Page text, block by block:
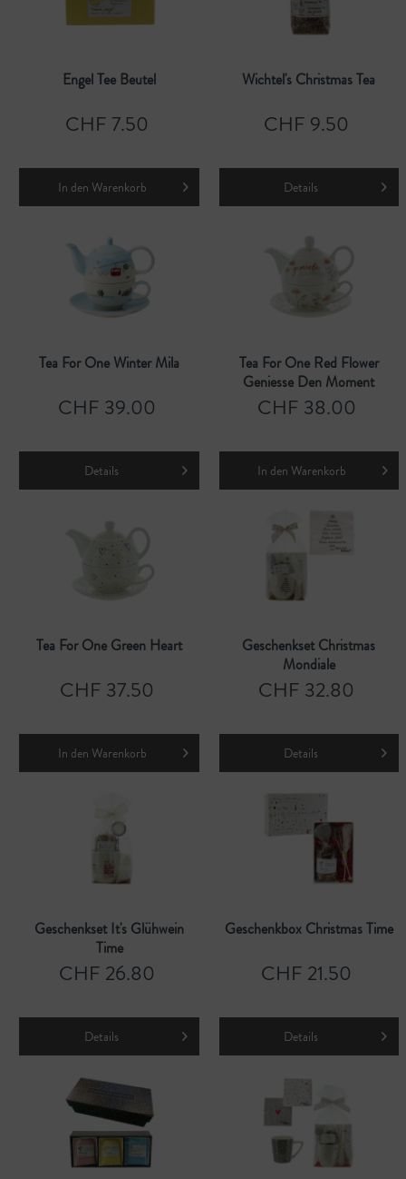
Engel Tee Beutel
CHF 7.50
In den Warenkorb
Wichtel's Christmas Tea
CHF 9.50
Details
Tea For One Winter Mila
CHF 39.00
Details
Tea For One Red Flower
Geniesse Den Moment
CHF 38.00
In den Warenkorb
Tea For One Green Heart
CHF 37.50
In den Warenkorb
Geschenkset Christmas
Mondiale
CHF 32.80
Details
Geschenkset It's Glühwein
Time
CHF 26.80
Details
Geschenkbox Christmas Time
CHF 21.50
Details